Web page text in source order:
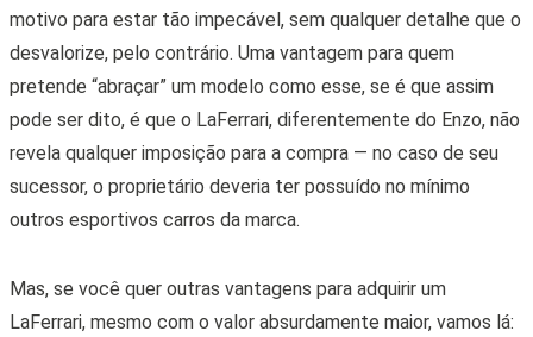
motivo para estar tão impecável, sem qualquer detalhe que o
desvalorize, pelo contrário. Uma vantagem para quem
pretende “abraçar” um modelo como esse, se é que assim
pode ser dito, é que o LaFerrari, diferentemente do Enzo, não
revela qualquer imposição para a compra — no caso de seu
sucessor, o proprietário deveria ter possuído no mínimo
outros esportivos carros da marca.
Mas, se você quer outras vantagens para adquirir um
LaFerrari, mesmo com o valor absurdamente maior, vamos lá: